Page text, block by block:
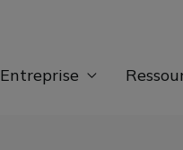
Entreprise